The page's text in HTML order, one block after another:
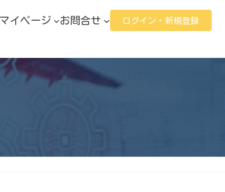
マイページ お問合せ ログイン・新規登録